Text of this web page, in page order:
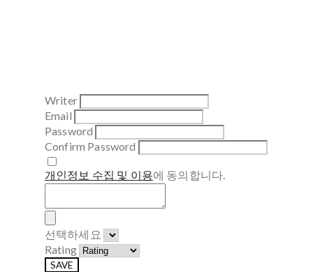
Writer
Email
Password
Confirm Password
개인정보 수집 및 이용에 동의합니다.
선택하세요
Rating
SAVE